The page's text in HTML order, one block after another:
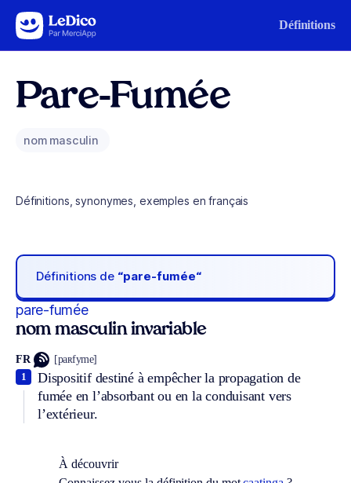
Aller au contenu Définitions
Pare-Fumée
nom masculin
Définitions, synonymes, exemples en français
Définitions de “pare-fumée“
pare-fumée
nom masculin invariable
FR [paʀfyme]
Dispositif destiné à empêcher la propagation de
fumée en l’absorbant ou en la conduisant vers
l’extérieur.
1
À découvrir